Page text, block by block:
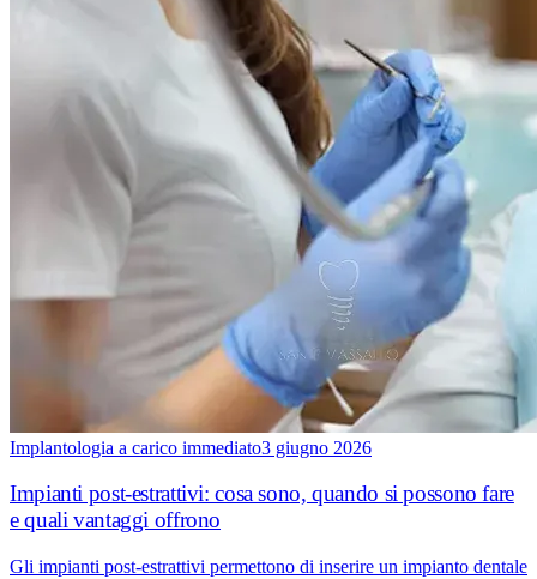
Implantologia a carico immediato3 giugno 2026
Impianti post-estrattivi: cosa sono, quando si possono fare
e quali vantaggi offrono
Gli impianti post-estrattivi permettono di inserire un impianto dentale